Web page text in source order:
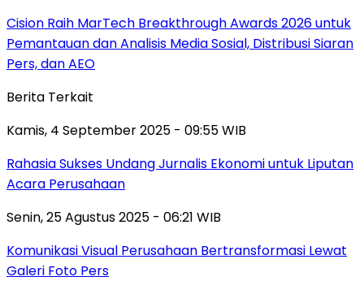
Cision Raih MarTech Breakthrough Awards 2026 untuk
Pemantauan dan Analisis Media Sosial, Distribusi Siaran
Pers, dan AEO
Berita Terkait
Kamis, 4 September 2025 - 09:55 WIB
Rahasia Sukses Undang Jurnalis Ekonomi untuk Liputan
Acara Perusahaan
Senin, 25 Agustus 2025 - 06:21 WIB
Komunikasi Visual Perusahaan Bertransformasi Lewat
Galeri Foto Pers